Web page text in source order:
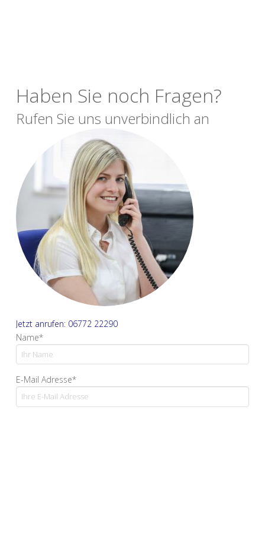
Haben Sie noch Fragen?
Rufen Sie uns unverbindlich an
Jetzt anrufen: 06772 22290
Name*
E-Mail Adresse*